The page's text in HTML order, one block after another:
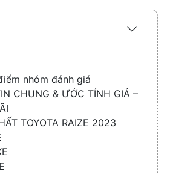
Expand
/
nhóm đánh giá
CHUNG & ƯỚC TÍNH GIÁ –
TOYOTA RAIZE 2023